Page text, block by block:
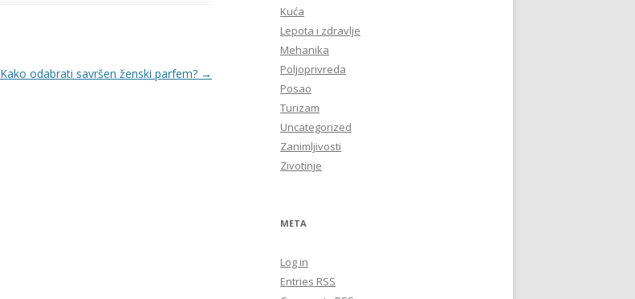
Kako odabrati savršen ženski parfem? →
Kuća
Lepota i zdravlje
Mehanika
Poljoprivreda
Posao
Turizam
Uncategorized
Zanimljivosti
Zivotinje
META
Log in
Entries RSS